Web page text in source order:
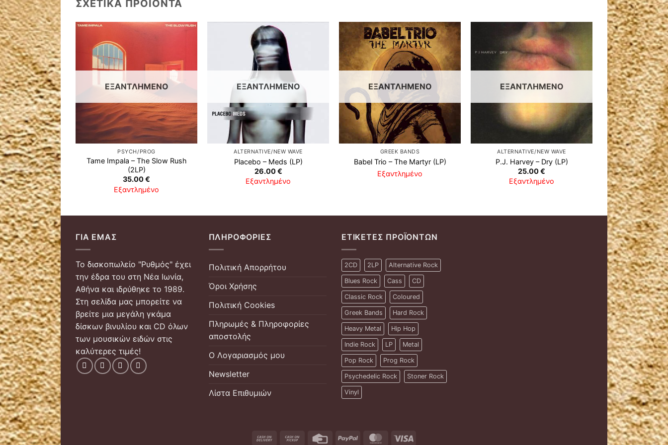
ΣΧΕΤΙΚΆ ΠΡΟΪΌΝΤΑ
ΕΞΑΝΤΛΗΜΈΝΟ
PSYCH/PROG
Tame Impala ‎– The Slow Rush
(2LP)
35.00€
Εξαντλημένο
ΕΞΑΝΤΛΗΜΈΝΟ
ALTERNATIVE/NEW WAVE
Placebo ‎– Meds (LP)
26.00€
Εξαντλημένο
ΕΞΑΝΤΛΗΜΈΝΟ
GREEK BANDS
Babel Trio ‎– The Martyr (LP)
Εξαντλημένο
ΕΞΑΝΤΛΗΜΈΝΟ
ALTERNATIVE/NEW WAVE
P.J. Harvey ‎– Dry (LP)
25.00€
Εξαντλημένο
PUNK
Idiot (2LP)
€
ΓΙΑ ΕΜΆΣ
Το δισκοπωλείο "Ρυθμός" έχει
την έδρα του στη Νέα Ιωνία,
Αθήνα και ιδρύθηκε το 1989.
Στη σελίδα μας μπορείτε να
βρείτε μια μεγάλη γκάμα
δίσκων βινυλίου και CD όλων
των μουσικών ειδών στις
καλύτερες τιμές!
ΠΛΗΡΟΦΟΡΊΕΣ
Πολιτική Απορρήτου
Όροι Χρήσης
Πολιτική Cookies
Πληρωμές & Πληροφορίες
αποστολής
Ο Λογαριασμός μου
Newsletter
Λίστα Επιθυμιών
ΕΤΙΚΈΤΕΣ ΠΡΟΪΌΝΤΩΝ
2CD 2LP Alternative Rock
Blues Rock Cass CD
Classic Rock Coloured
Greek Bands Hard Rock
Heavy Metal Hip Hop
Indie Rock LP Metal
Pop Rock Prog Rock
Psychedelic Rock Stoner Rock
Vinyl
Cash
Cash
Credit
PayPal MasterCard